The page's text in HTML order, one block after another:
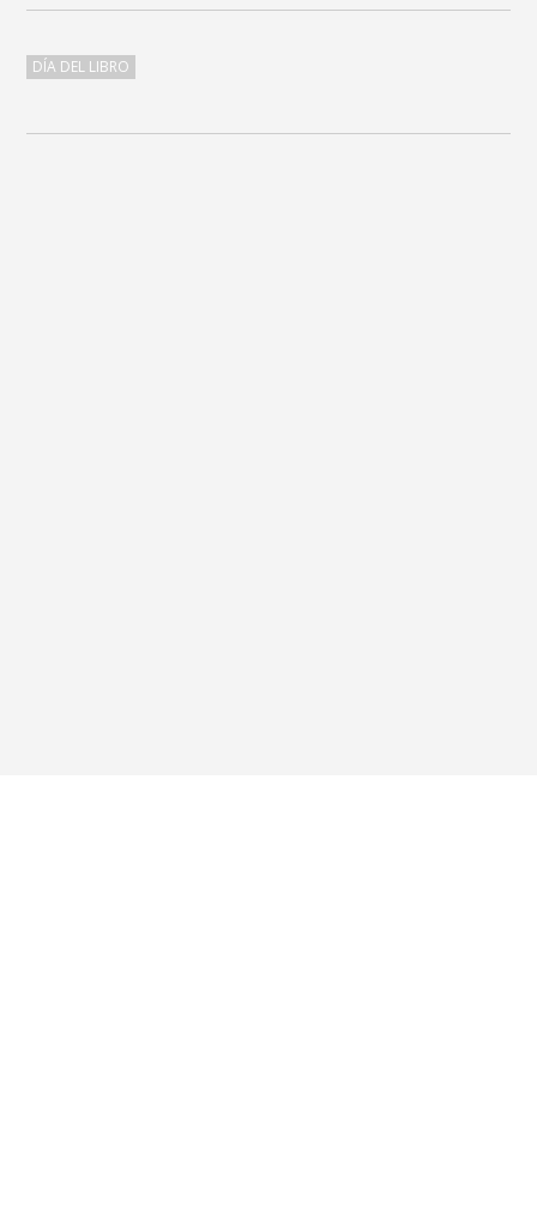
DÍA DEL LIBRO